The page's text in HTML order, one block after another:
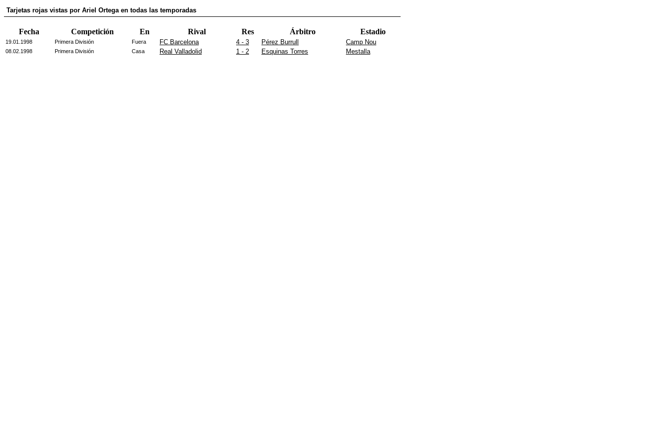
Tarjetas rojas vistas por Ariel Ortega en todas las temporadas
Fecha Competición En Rival Res Árbitro Estadio
19.01.1998 Primera División Fuera FC Barcelona 4 - 3 Pérez Burrull Camp Nou
08.02.1998 Primera División Casa Real Valladolid 1 - 2 Esquinas Torres Mestalla